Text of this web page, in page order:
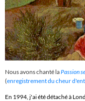
Nous avons chanté laPassion
(enregistrement du cheur
En 1994, j'ai été détaché à